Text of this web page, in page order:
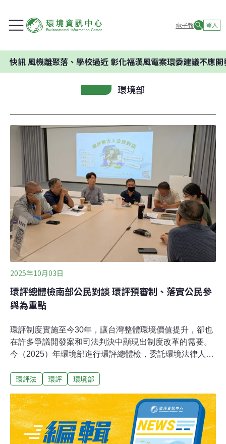
電子報 登入
離聚落、學校過近 彰化福漢風電案環委建議不應開發
環境部
2025年10月03日
環評總體檢南部公民對談 環評預審制、落實公民參
與為重點
環評制度實施至今30年，讓台灣整體環境價值提升，卻也
在許多爭議開發案和司法判決中顯現出制度改革的需要。
今（2025）年環境部進行環評總體檢，委託環境法律人協
建議解方。9月26日，南部場公民對談會議在高雄舉行，
社區團體和NGO代表等20餘人。環境法律人協會常務理事
張譽尹指出，經過不同階段和全台各地的意見蒐集後，預
計在10月中下旬進行環評解方的可行性會議，進一步確認
環評制度的改革是否有解。環評本身就是決策？ 環評審查
環評法 環評 環境部